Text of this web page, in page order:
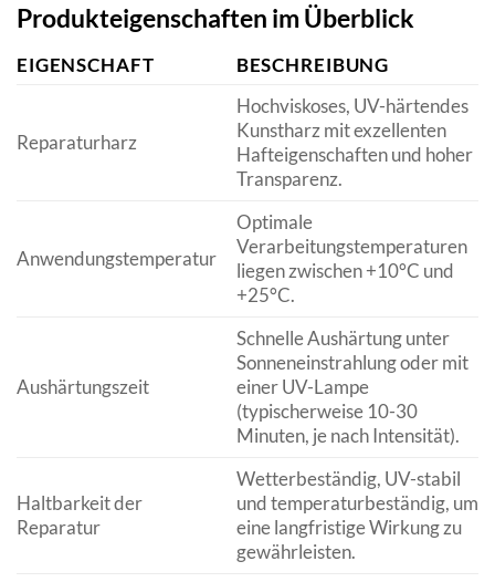
Produkteigenschaften im Überblick
EIGENSCHAFT BESCHREIBUNG
Reparaturharz
Hochviskoses, UV-härtendes
Kunstharz mit exzellenten
Hafteigenschaften und hoher
Transparenz.
Anwendungstemperatur
Optimale
Verarbeitungstemperaturen
liegen zwischen +10°C und
+25°C.
Aushärtungszeit
Schnelle Aushärtung unter
Sonneneinstrahlung oder mit
einer UV-Lampe
(typischerweise 10-30
Minuten, je nach Intensität).
Haltbarkeit der
Reparatur
Wetterbeständig, UV-stabil
und temperaturbeständig, um
eine langfristige Wirkung zu
gewährleisten.